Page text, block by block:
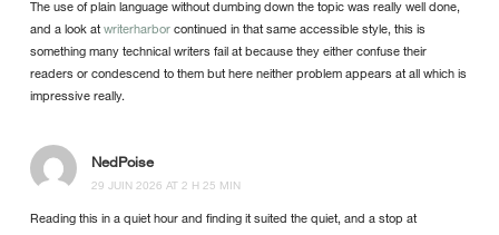
The use of plain language without dumbing down the topic was really well done,
and a look atwriterharborcontinued in that same accessible style, this is
something many technical writers fail at because they either confuse their
readers or condescend to them but here neither problem appears at all which is
impressive really.
NedPoise
29 JUIN 2026 AT 2 H 25 MIN
Reading this in a quiet hour and finding it suited the quiet, and a stop at